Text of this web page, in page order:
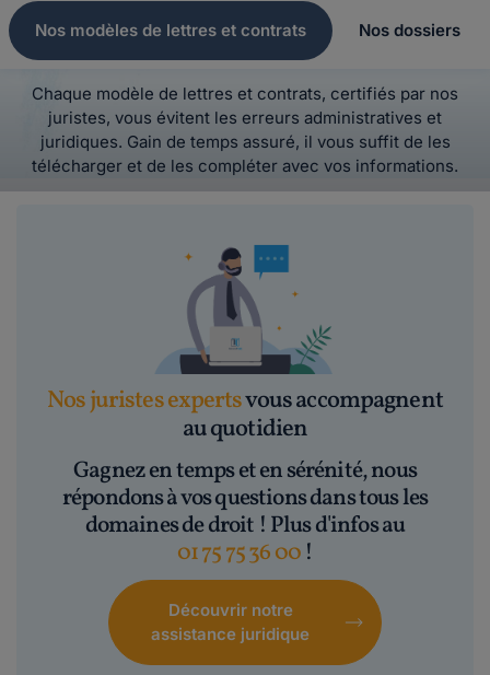
Nos modèles de lettres et contrats Nos dossiers
Chaque modèle de lettres et contrats, certifiés par nos
juristes, vous évitent les erreurs administratives et
juridiques. Gain de temps assuré, il vous suffit de les
télécharger et de les compléter avec vos informations.
Nos juristes expertsvous accompagnent
au quotidien
Gagnez en temps et en sérénité, nous
répondons à vos questions dans tous les
domaines de droit ! Plus d'infos au
01 75 75 36 00 !
Découvrir notre
assistance juridique